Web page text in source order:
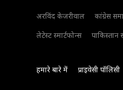
अरविंद केजरीवाल कांग्रेस
लेटेस्ट स्मार्टफोन्स
पाकिस्तान
हमारे बारे में प्राइवेसी पॉलिसी